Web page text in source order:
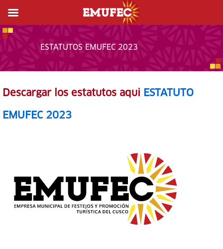
ESTATUTOS EMUFEC 2023
Descargar los estatutos aqui ESTATUTO
EMUFEC 2023